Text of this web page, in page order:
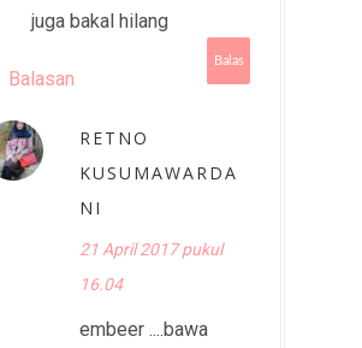
juga bakal hilang
Balas
Balasan
RETNO
KUSUMAWARDA
NI
21 April 2017 pukul
16.04
embeer ....bawa